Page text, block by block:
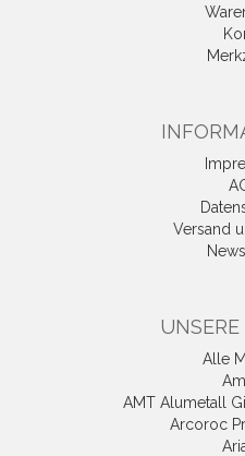
Versand
Alle
AMT Alumetall
Arcoroc